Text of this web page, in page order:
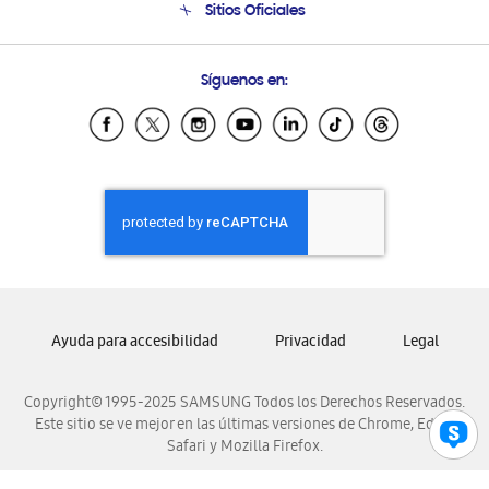
Soporte vía eMail
Sitios Oficiales
Samsung Ecuador
Samsung El Salvador
Samsung Honduras
Samsung Nicaragua
Samsung Panamá
Samsung Venezuela
Síguenos en:
Copyright© 1995-2025 SAMSUNG Todos los Derechos Reservados.
Este sitio se ve mejor en las últimas versiones de Chrome, Edge,
Safari y Mozilla Firefox.
Ayuda para accesibilidad Privacidad Legal